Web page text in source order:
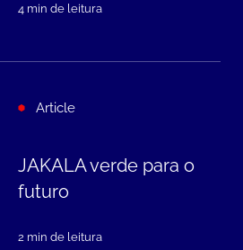
4 min de leitura
Article
JAKALA verde para o
futuro
2 min de leitura